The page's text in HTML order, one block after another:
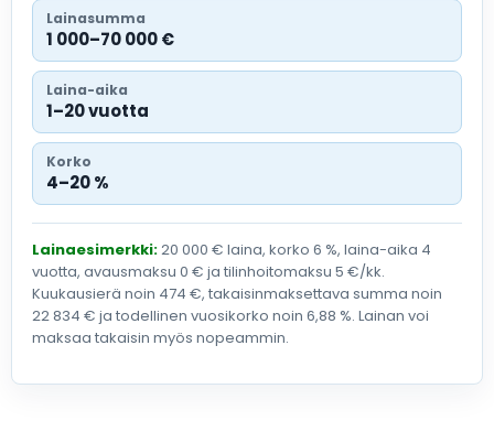
Lainasumma
1 000–70 000 €
Laina-aika
1–20 vuotta
Korko
4–20 %
Lainaesimerkki:20 000 € laina, korko 6 %, laina-aika 4
vuotta, avausmaksu 0 € ja tilinhoitomaksu 5 €/kk.
Kuukausierä noin 474 €, takaisinmaksettava summa noin
22 834 € ja todellinen vuosikorko noin 6,88 %. Lainan voi
maksaa takaisin myös nopeammin.